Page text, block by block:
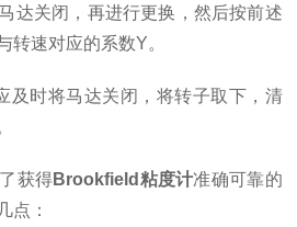
达关闭，再进行更换，然后按前述
转速对应的系数Y。
时将马达关闭，将转子取下，清
获得Brookfield粘度计准确可靠的
点：